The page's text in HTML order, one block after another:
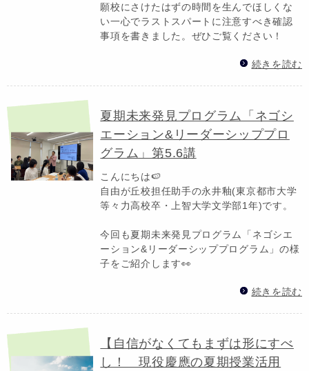
願校にさけたはずの時間を生んでほしくな
い一心でラストスパートに注意すべき確認
事項を書きました。ぜひご覧ください！
続きを読む
夏期未来発見プログラム「ネゴシ
エーション&リーダーシッププロ
グラム」第5.6講
こんにちは🍉
自由が丘校担任助手の永井釉(東京都市大学
等々力高校卒・上智大学文学部1年)です。
今回も夏期未来発見プログラム「ネゴシエ
ーション&リーダーシッププログラム」の様
子をご紹介します👀
続きを読む
【自信がなくてもまずは形にすべ
し！ 現役慶應の夏期授業活用